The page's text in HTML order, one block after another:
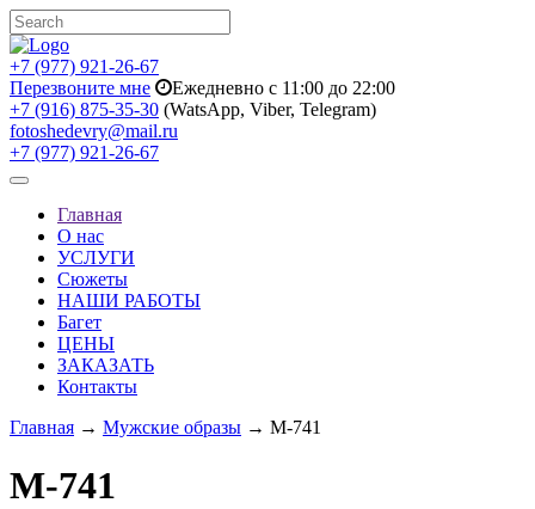
+7 (977) 921-26-67
Перезвоните мне
Ежедневно с 11:00 до 22:00
+7 (916) 875-35-30 (WatsApp, Viber, Telegram)
fotoshedevry@mail.ru
+7 (977) 921-26-67
Toggle
navigationГлавная
О нас
УСЛУГИ
Сюжеты
НАШИ РАБОТЫ
Багет
ЦЕНЫ
ЗАКАЗАТЬ
Контакты
Главная → Мужские образы → M-741
M-741